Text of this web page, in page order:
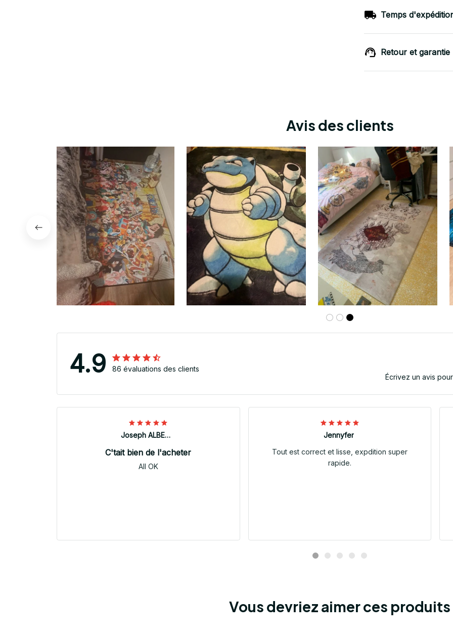
Temps
Retour et garantie
Avis des clients
4.9
86 évaluations des clients
Écrivez un avis
Joseph ALBERTINI
C'tait bien de l'acheter
All OK
Jennyfer
Tout est correct et lisse, expdition super
rapide.
Vous devriez aimer ces produits